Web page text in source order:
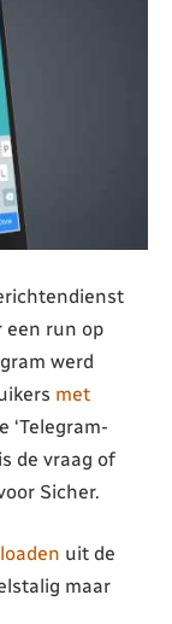
een run op
werd
met
‘Telegram-
de vraag of
Sicher.
uit de
maar